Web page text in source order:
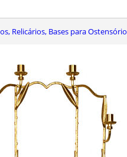
Relicários, Bases para Ostensório